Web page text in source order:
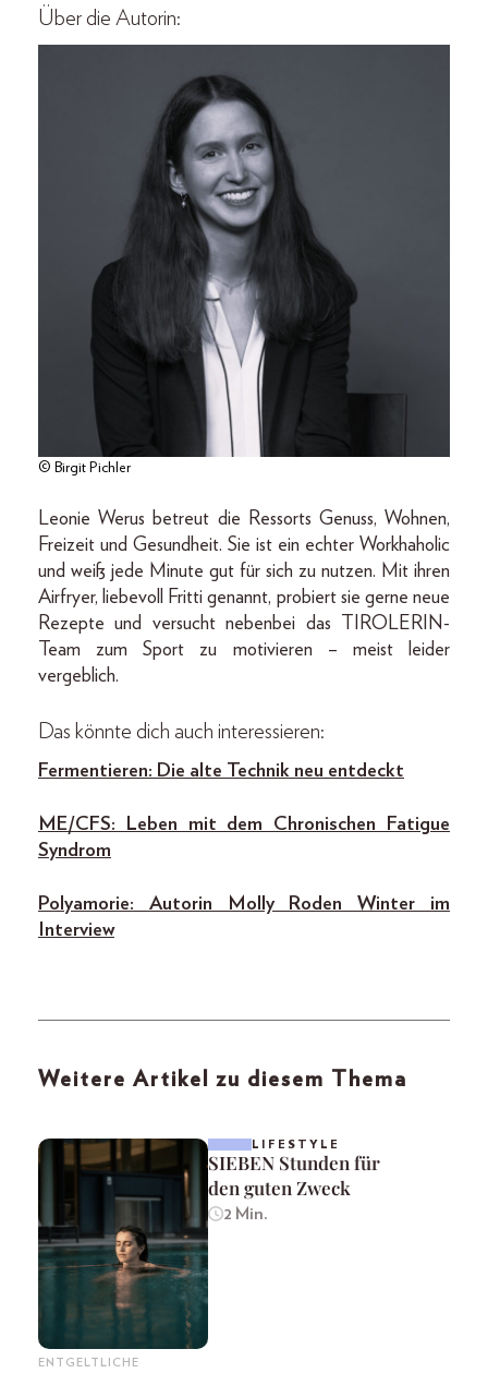
Über die Autorin:
© Birgit Pichler
Leonie Werus betreut die Ressorts Genuss, Wohnen,
Freizeit und Gesundheit. Sie ist ein echter Workhaholic
und weiß jede Minute gut für sich zu nutzen. Mit ihren
Airfryer, liebevoll Fritti genannt, probiert sie gerne neue
Rezepte und versucht nebenbei das TIROLERIN-
Team zum Sport zu motivieren – meist leider
vergeblich.
Das könnte dich auch interessieren:
Fermentieren: Die alte Technik neu entdeckt
ME/CFS: Leben mit dem Chronischen Fatigue
Syndrom
Polyamorie: Autorin Molly Roden Winter im
Interview
Weitere Artikel zu diesem Thema
ENTGELTLICHE
LIFESTYLE
SIEBEN Stunden für
den guten Zweck
2 Min.